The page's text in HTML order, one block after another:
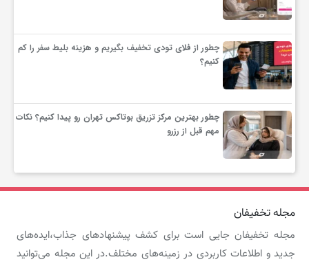
چطور از فلای تودی تخفیف بگیریم و هزینه بلیط سفر را کم
کنیم؟
چطور بهترین مرکز تزریق بوتاکس تهران رو پیدا کنیم؟ نکات
مهم قبل از رزرو
مجله تخفیفان
مجله تخفیفان جایی است برای کشف پیشنهادهای جذاب،ایده‌های
جدید و اطلاعات کاربردی در زمینه‌های مختلف.در این مجله می‌توانید